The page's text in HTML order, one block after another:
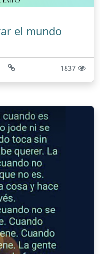
el mundo
1837